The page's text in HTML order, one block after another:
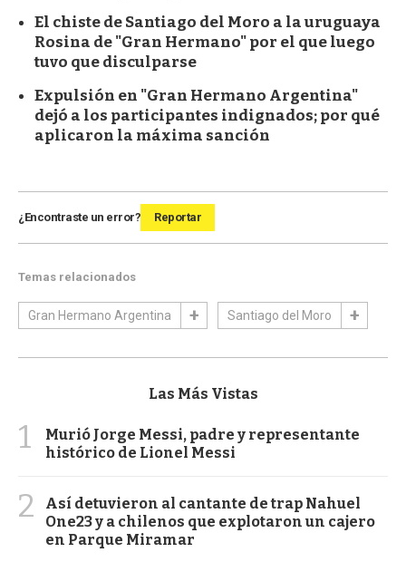
El chiste de Santiago del Moro a la uruguaya
Rosina de "Gran Hermano" por el que luego
tuvo que disculparse
Expulsión en "Gran Hermano Argentina"
dejó a los participantes indignados; por qué
aplicaron la máxima sanción
¿Encontraste un error? Reportar
Temas relacionados
Gran Hermano Argentina Santiago del Moro
Las Más Vistas
1
Murió Jorge Messi, padre y representante
histórico de Lionel Messi
2
Así detuvieron al cantante de trap Nahuel
One23 y a chilenos que explotaron un cajero
en Parque Miramar